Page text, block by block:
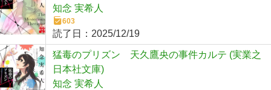
知念 実希人
603
読了日： 2025/12/19
猛毒のプリズン 天久鷹央の事件カルテ (実業之
日本社文庫)
知念 実希人